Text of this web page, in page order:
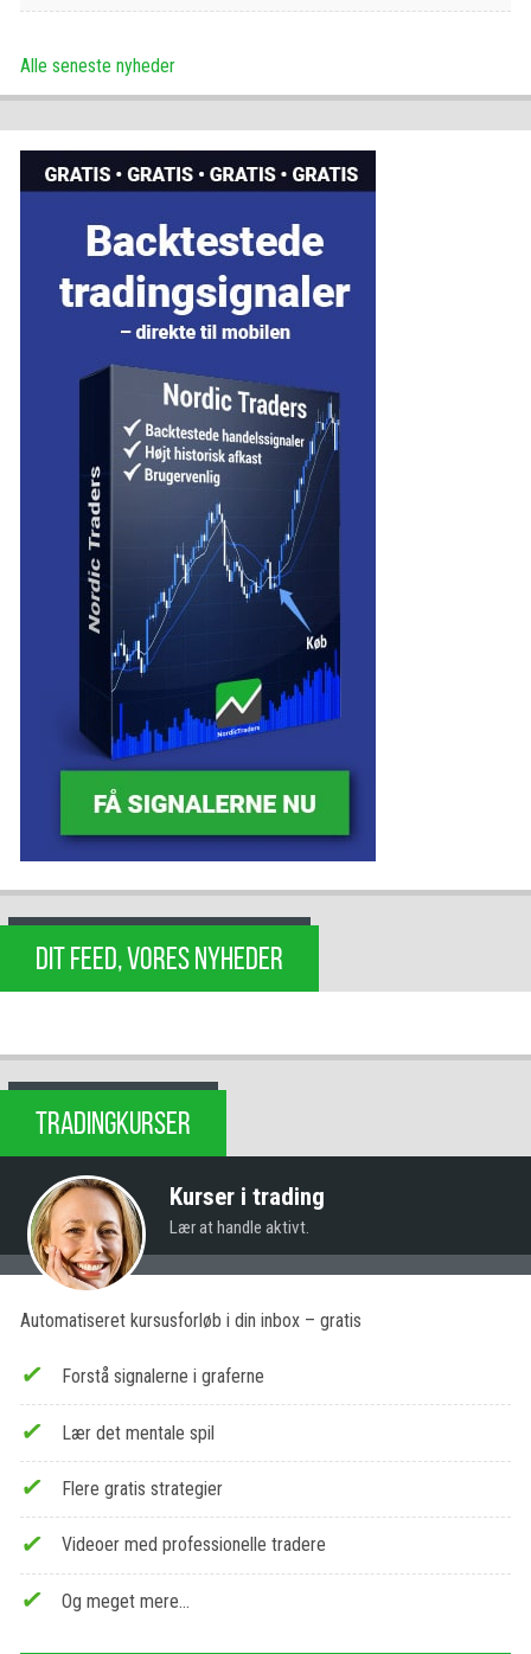
Alle seneste nyheder
DIT FEED, VORES NYHEDER
TRADINGKURSER
Kurser i trading
Lær at handle aktivt.
Automatiseret kursusforløb i din inbox – gratis
Forstå signalerne i graferne
Lær det mentale spil
Flere gratis strategier
Videoer med professionelle tradere
Og meget mere…